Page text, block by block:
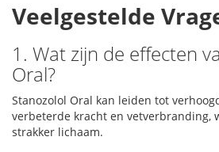
Veelgestelde
1. Wat zijn de effecten
Oral?
Stanozolol Oral kan leiden tot
verbeterde kracht en vetverbranding,
strakker lichaam.